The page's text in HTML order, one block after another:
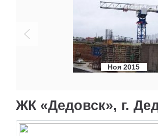
Ноя 2015
ЖК «Дедовск», г.